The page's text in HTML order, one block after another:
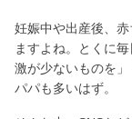
妊娠中や出産後、
ますよね。とくに
激が少ないものを
パパも多いはず。